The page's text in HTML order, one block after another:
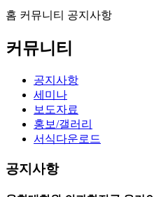
홈 커뮤니티 공지사항
커뮤니티
공지사항
세미나
보도자료
홍보/갤러리
서식다운로드
공지사항